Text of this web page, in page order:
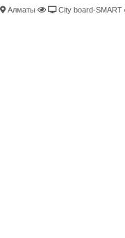
Алматы City board-SMART